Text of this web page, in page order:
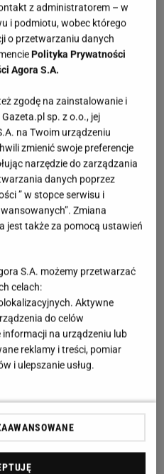
z administratorem – w
i podmiotu, wobec którego
o przetwarzaniu danych
Polityka Prywatności
Agora S.A.
zgodę na zainstalowanie i
sp. z o.o., jej
na Twoim urządzeniu
zmienić swoje preferencje
narzędzie do zarządzania
danych poprzez
” w stopce serwisu i
Zmiana
jest także za pomocą ustawień
S.A. możemy przetwarzać
celach:
Aktywne
do celów
na urządzeniu lub
reklamy i treści, pomiar
i ulepszanie usług.